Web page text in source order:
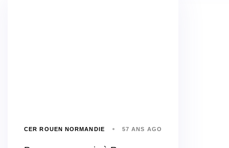
CER ROUEN NORMANDIE 57 ANS AGO